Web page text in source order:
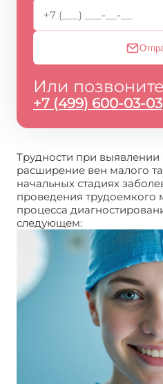
Или
+7 (499) 600-03-03
Трудности при выявлении
расширение вен малого
начальных стадиях
проведения трудоемкого
процесса
следующем: